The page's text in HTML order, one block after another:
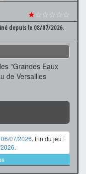
★☆☆☆☆☆
depuis le 08/07/2026.
"Grandes Eaux
de Versailles
07/2026. Fin du jeu :
.